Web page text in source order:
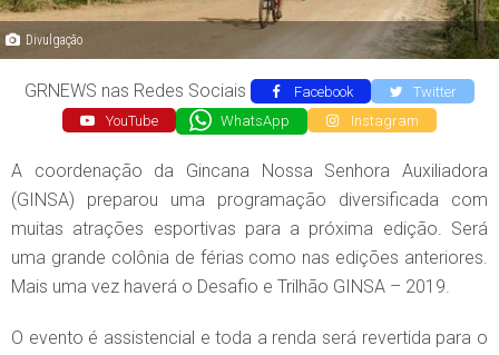
Divulgação
GRNEWS nas Redes Sociais Facebook
Twitter
YouTube
WhatsApp Instagram
A coordenação da Gincana Nossa Senhora Auxiliadora
(GINSA) preparou uma programação diversificada com
muitas atrações esportivas para a próxima edição. Será
uma grande colônia de férias como nas edições anteriores.
Mais uma vez haverá o Desafio e Trilhão GINSA – 2019.
O evento é assistencial e toda a renda será revertida para o